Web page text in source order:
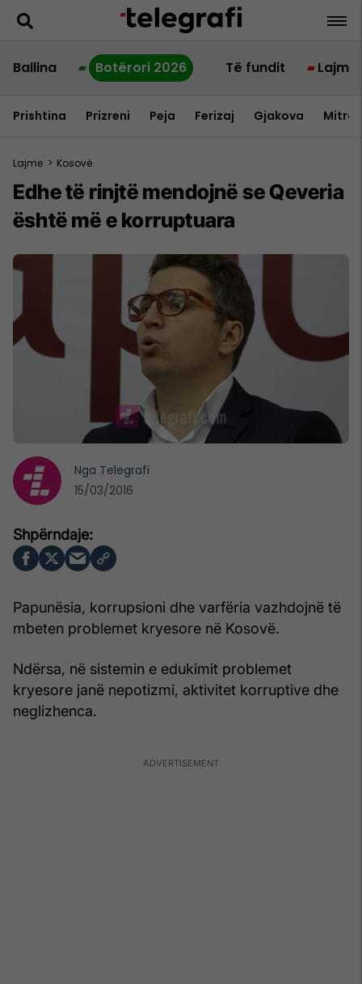
Ballina Botërori 2026 Të fundit Lajme
Prishtina Prizreni Peja Ferizaj Gjakova
Lajme > Kosovë
Edhe të rinjtë mendojnë se Qeveria
është më e korruptuara
Papunësia, korrupsioni dhe varfëria vazhdojnë të
mbeten problemet kryesore në Kosovë.
Ndërsa, në sistemin e edukimit problemet
kryesore janë nepotizmi, aktivitet korruptive dhe
neglizhenca.
Nga Telegrafi
15/03/2016